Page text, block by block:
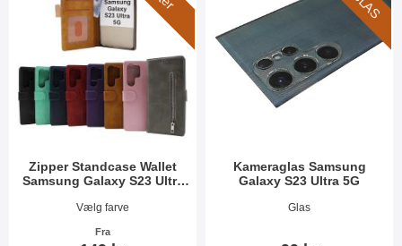
Zipper Standcase Wallet
Samsung Galaxy S23 Ultra
Varenr 47550Vælg farve
Fra
Kameraglas Samsung
Galaxy S23 Ultra 5G
Varenr 47545Glas